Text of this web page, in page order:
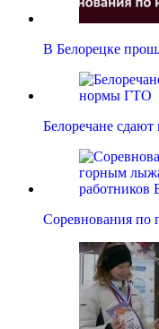
В Белорецке
Белоречане
Соревнования